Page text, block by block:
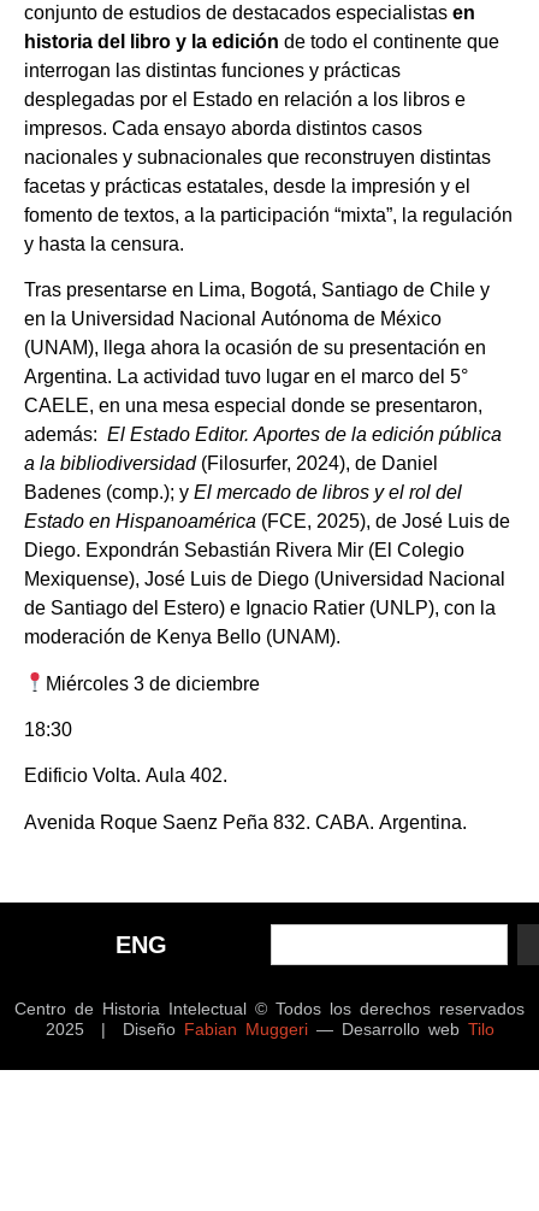
conjunto de estudios de destacados especialistas en
historia del libro y la edición de todo el continente que
interrogan las distintas funciones y prácticas
desplegadas por el Estado en relación a los libros e
impresos. Cada ensayo aborda distintos casos
nacionales y subnacionales que reconstruyen distintas
facetas y prácticas estatales, desde la impresión y el
fomento de textos, a la participación “mixta”, la regulación
y hasta la censura.
Tras presentarse en Lima, Bogotá, Santiago de Chile y
en la Universidad Nacional Autónoma de México
(UNAM), llega ahora la ocasión de su presentación en
Argentina. La actividad tuvo lugar en el marco del 5°
CAELE, en una mesa especial donde se presentaron,
además: El Estado Editor. Aportes de la edición pública
a la bibliodiversidad(Filosurfer, 2024), de Daniel
Badenes (comp.); y El mercado de libros y el rol del
Estado en Hispanoamérica (FCE, 2025), de José Luis de
Diego. Expondrán Sebastián Rivera Mir (El Colegio
Mexiquense), José Luis de Diego (Universidad Nacional
de Santiago del Estero) e Ignacio Ratier (UNLP), con la
moderación de Kenya Bello (UNAM).
Miércoles 3 de diciembre
18:30
Edificio Volta. Aula 402.
Avenida Roque Saenz Peña 832. CABA. Argentina.
ENG
Centro de Historia Intelectual © Todos los derechos reservados
2025 | Diseño Fabian Muggeri— Desarrollo web Tilo